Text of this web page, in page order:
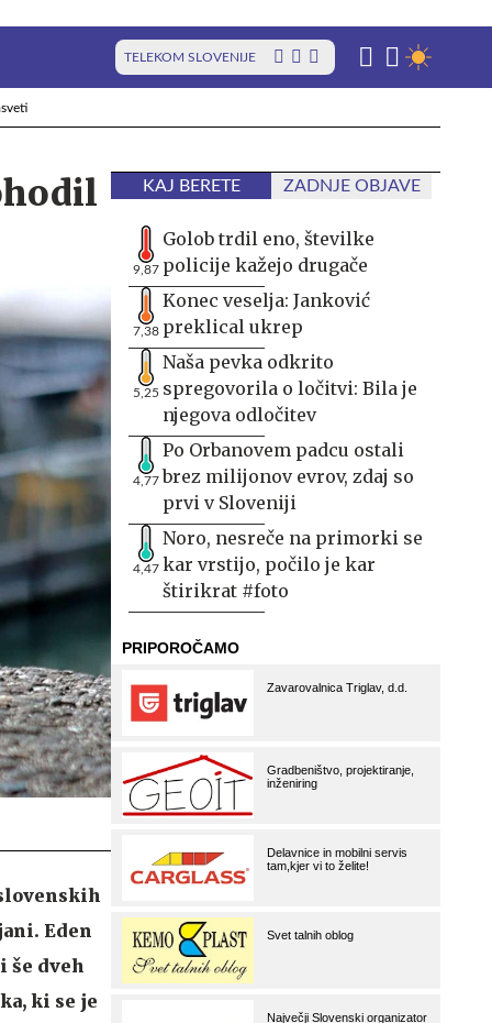
TELEKOM SLOVENIJE
Eden
še dveh
ki se je
KAJ BERETE ZADNJE OBJAVE
9,87
Golob trdil eno, številke
policije kažejo drugače
7,38
Konec veselja: Janković
preklical ukrep
5,25
Naša pevka odkrito
spregovorila o ločitvi: Bila je
njegova odločitev
4,77
Po Orbanovem padcu ostali
brez milijonov evrov, zdaj so
prvi v Sloveniji
4,47
Noro, nesreče na primorki se
kar vrstijo, počilo je kar
štirikrat #foto